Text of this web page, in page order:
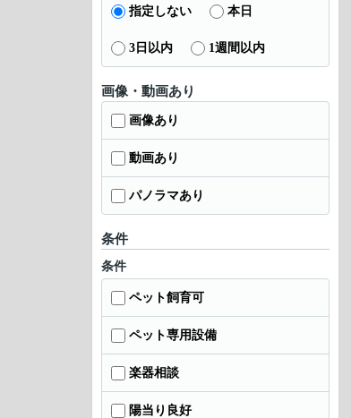
指定しない 本日
3日以内 1週間以内
画像・動画あり
画像あり
動画あり
パノラマあり
条件
条件
ペット飼育可
ペット専用設備
楽器相談
陽当り良好